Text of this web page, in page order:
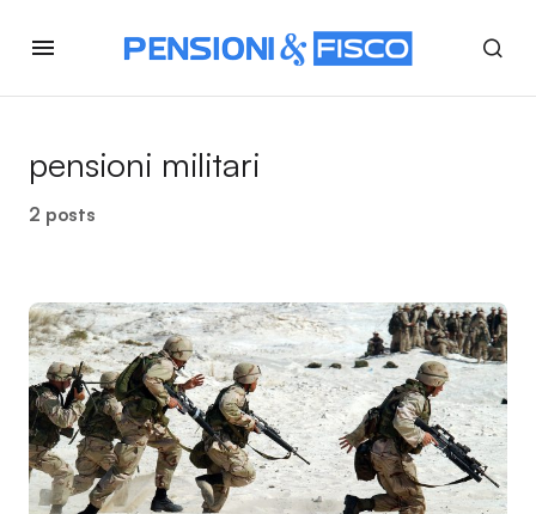
pensioni militari
2 posts